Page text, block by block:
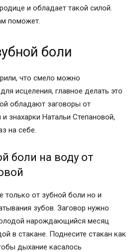
и обладает такой силой.
поможет.
боли
что смело можно
исцеления, главное делать это
обладают заговоры от
знахарки Натальи Степановой,
на себе.
боли на воду от
только от зубной боли но и
зубов. Заговор нужно
нарождающийся месяц
в стакане. Поднесите стакан как
дыхание касалось